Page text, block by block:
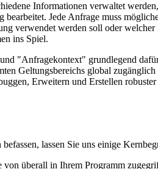
Informationen verwaltet
Jede Anfrage muss
verwendet werden soll oder
ins Spiel.
"Anfragekontext" grundlegend
Geltungsbereichs global
Erweitern und Erstellen
lassen Sie uns einige
überall in Ihrem Programm